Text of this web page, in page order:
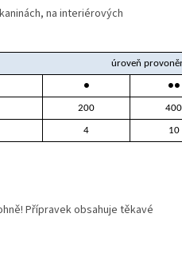
na interiérových
úroveň
● ●●
200 400
4 10
Přípravek obsahuje těkavé